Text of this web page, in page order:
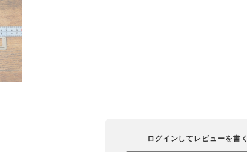
ログインしてレビューを書く